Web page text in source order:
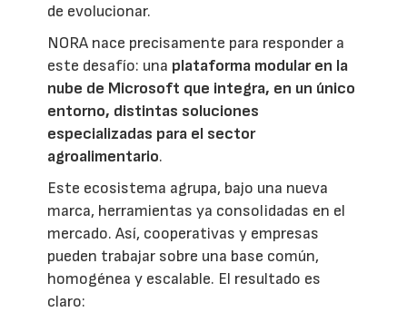
de evolucionar.
NORA nace precisamente para responder a
este desafío: una plataforma modular en la
nube de Microsoft que integra, en un único
entorno, distintas soluciones
especializadas para el sector
agroalimentario.
Este ecosistema agrupa, bajo una nueva
marca, herramientas ya consolidadas en el
mercado. Así, cooperativas y empresas
pueden trabajar sobre una base común,
homogénea y escalable. El resultado es
claro: